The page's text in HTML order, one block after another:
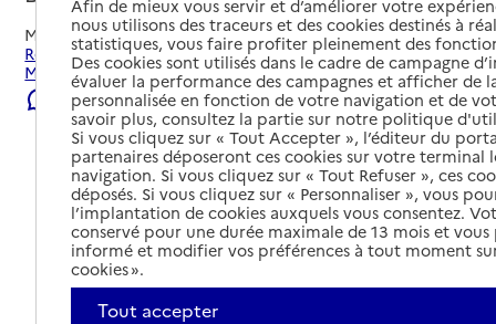
Mis à jour le22/07/2026
Rechercher les établissements et services autour de
Marseille 10e Arrondissement.
Signaler une erreur
Afin de mieux vous servir et d’améliorer votre
nous utilisons des traceurs et des cookies destinés à
statistiques, vous faire profiter pleinement des
Des cookies sont utilisés dans le cadre de campagne
évaluer la performance des campagnes et afficher de
personnalisée en fonction de votre navigation et de
savoir plus, consultez la partie sur notre politique
Si vous cliquez sur « Tout Accepter », l’éditeur du
partenaires déposeront ces cookies sur votre terminal
navigation. Si vous cliquez sur « Tout Refuser », ces
déposés. Si vous cliquez sur « Personnaliser », vous
l’implantation de cookies auxquels vous consentez.
conservé pour une durée maximale de 13 mois et
informé et modifier vos préférences à tout moment
cookies ».
Tout accepter